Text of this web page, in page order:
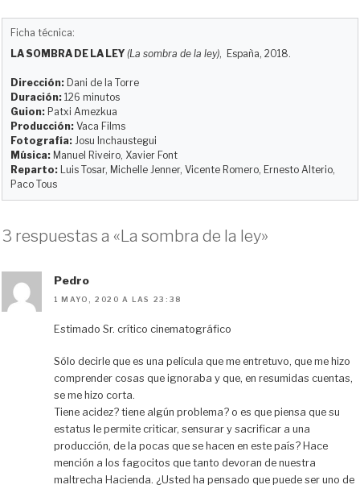
u
s
k
y
o
d
o
n
b
o
o
k
i
t
l
a
Ficha técnica:
LA SOMBRA DE LA LEY (La sombra de la ley), España, 2018.
Dirección: Dani de la Torre
Duración: 126 minutos
Guion: Patxi Amezkua
Producción: Vaca Films
Fotografía: Josu Inchaustegui
Música: Manuel Riveiro, Xavier Font
Reparto: Luis Tosar, Michelle Jenner, Vicente Romero, Ernesto Alterio,
Paco Tous
3 respuestas a «La sombra de la ley»
Pedro
1 MAYO, 2020 A LAS 23:38
Estimado Sr. crítico cinematográfico
Sólo decirle que es una película que me entretuvo, que me hizo
comprender cosas que ignoraba y que, en resumidas cuentas,
se me hizo corta.
Tiene acidez? tiene algún problema? o es que piensa que su
estatus le permite criticar, sensurar y sacrificar a una
producción, de la pocas que se hacen en este país? Hace
mención a los fagocitos que tanto devoran de nuestra
maltrecha Hacienda. ¿Usted ha pensado que puede ser uno de